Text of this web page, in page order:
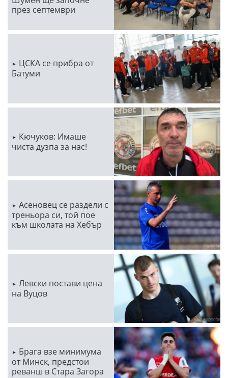
през септември
ЦСКА се прибра от
Батуми
Кючуков: Имаше
чиста дузпа за нас!
Асеновец се раздели с
треньора си, той пое
към школата на Хебър
Левски постави цена
на Вуцов
Брага взе минимума
от Минск, предстои
реванш в Стара Загора